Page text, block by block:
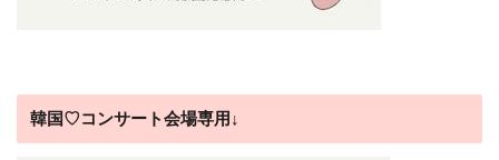
韓国♡コンサート会場専用↓